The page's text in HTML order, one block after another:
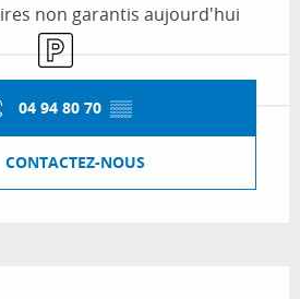
non garantis aujourd'hui
Parking
04 94 80 70 ▒▒
CONTACTEZ-NOUS